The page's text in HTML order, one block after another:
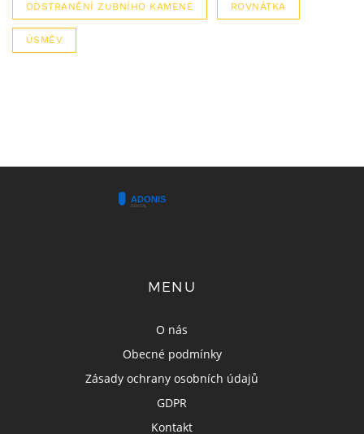
ODSTRANĚNÍ ZUBNÍHO KAMENE ROVNÁTKA
ÚSMĚV
MENU
O nás
Obecné podmínky
Zásady ochrany osobních údajů
GDPR
Kontakt